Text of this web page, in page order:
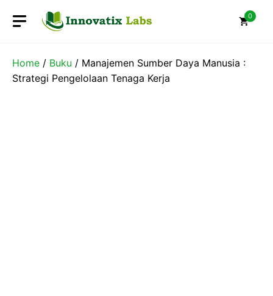
0
Home / Buku / Manajemen Sumber Daya Manusia :
Strategi Pengelolaan Tenaga Kerja